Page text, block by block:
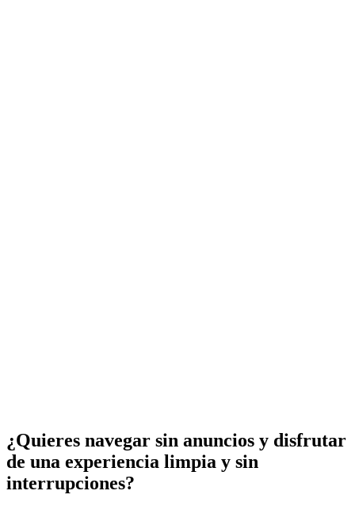
¿Quieres navegar sin anuncios y disfrutar
de una experiencia limpia y sin
interrupciones?